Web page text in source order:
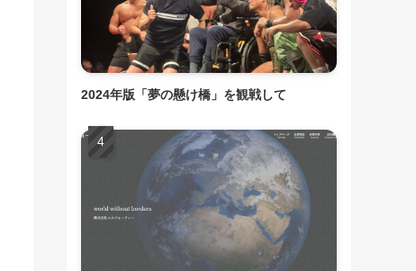
2024年版「夢の懸け橋」を観戦して